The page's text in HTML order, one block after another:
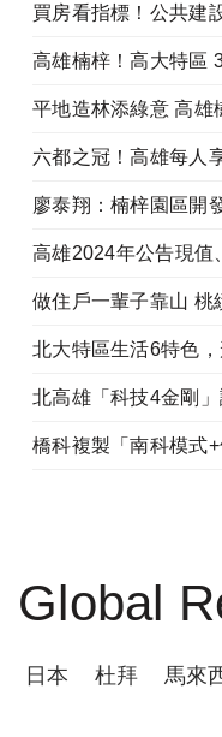
買房看指標！公共建
高雄楠梓！高大特區
平地造林添綠意 高雄
六都之冠！高雄每人
廖泰翔：楠梓園區開
高雄2024年公告現值
北大特區生活6特色
北高雄「科技4金剛
橋科複製「南科模式
Global
日本 杜拜 馬來